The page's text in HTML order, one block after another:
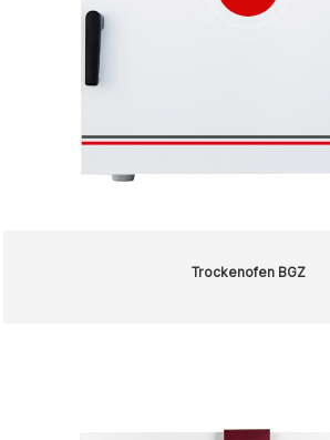
Trockenofen BGZ